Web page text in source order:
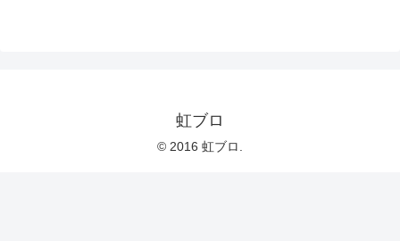
虹ブロ
© 2016 虹ブロ.